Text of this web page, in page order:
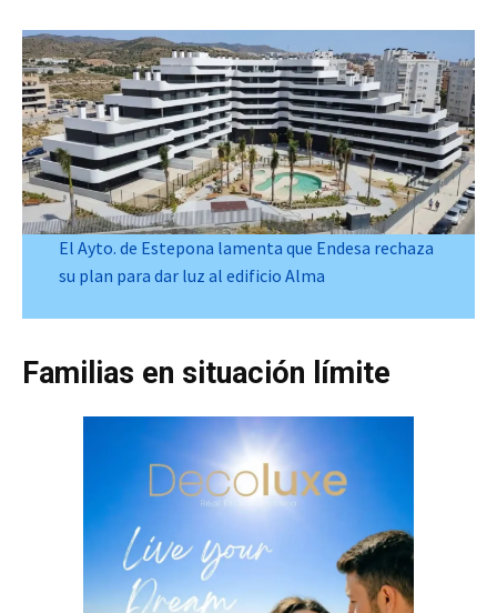
El Ayto. de Estepona lamenta que Endesa rechaza
su plan para dar luz al edificio Alma
Familias en situación límite